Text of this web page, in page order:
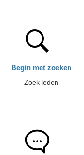
Begin met zoeken
Zoek leden